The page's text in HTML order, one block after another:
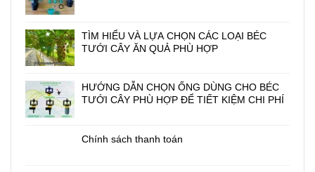
TÌM HIỂU VÀ LỰA CHỌN CÁC LOẠI BÉC
TƯỚI CÂY ĂN QUẢ PHÙ HỢP
HƯỚNG DẪN CHỌN ỐNG DÙNG CHO BÉC
TƯỚI CÂY PHÙ HỢP ĐỂ TIẾT KIỆM CHI PHÍ
Chính sách thanh toán